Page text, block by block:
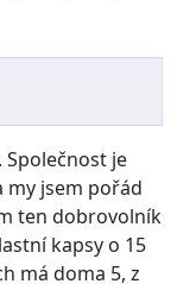
Společnost je
my jsem pořád
ten dobrovolník
kapsy o 15
má doma 5, z